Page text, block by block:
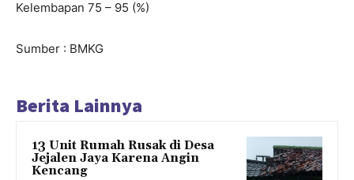
Kelembapan 75 – 95 (%)
Sumber : BMKG
Berita Lainnya
13 Unit Rumah Rusak di Desa
Jejalen Jaya Karena Angin
Kencang